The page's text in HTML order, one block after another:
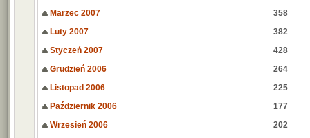
Marzec 2007
358
Luty 2007
382
Styczeń 2007
428
Grudzień 2006
264
Listopad 2006
225
Październik 2006
177
Wrzesień 2006
202